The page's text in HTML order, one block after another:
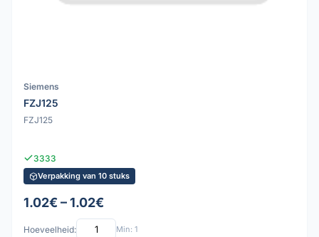
Siemens
FZJ125
FZJ125
3333
Verpakking van 10 stuks
1.02€ – 1.02€
Hoeveelheid: Min: 1